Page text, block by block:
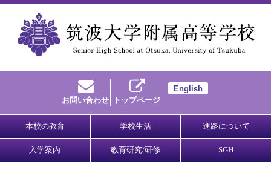
お問い合わせ トップページ
English
本校の教育 学校生活 進路について
入学案内 教育研究/研修 SGH